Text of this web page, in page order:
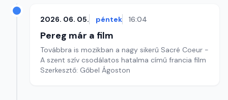
2026. 06. 05. péntek 16:04
Pereg már a film
Továbbra is mozikban a nagy sikerű Sacré Coeur -
A szent szív csodálatos hatalma című francia film
Szerkesztő: Gőbel Ágoston